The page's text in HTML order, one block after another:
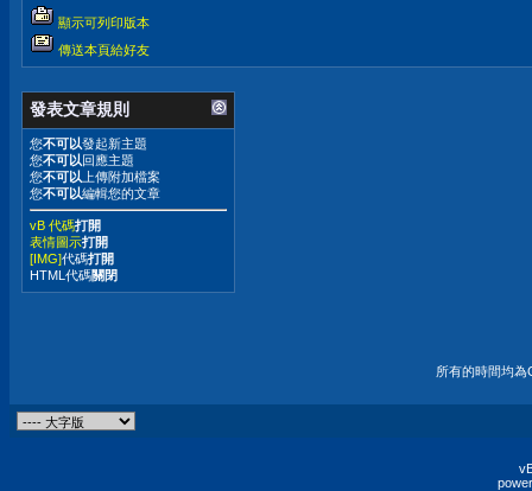
顯示可列印版本
傳送本頁給好友
發表文章規則
您不可以發起新主題
您不可以回應主題
您不可以 上傳附加檔案
您不可以編輯您的文章
vB 代碼打開
表情圖示打開
[IMG]代碼打開
HTML代碼關閉
所有的時間均為